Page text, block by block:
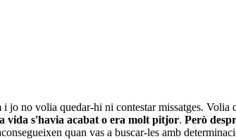
jo no volia quedar-hi ni contestar missatges. Volia
vida s'havia acabat o era molt pitjor. Però
quan vas a buscar-les amb